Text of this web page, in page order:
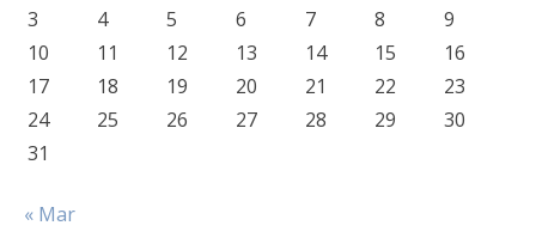
3
4 5 6 7 8
9
10
11 12 13 14 15
16
17
18 19 20 21 22
23
24
25 26 27 28 29
30
31
« Mar